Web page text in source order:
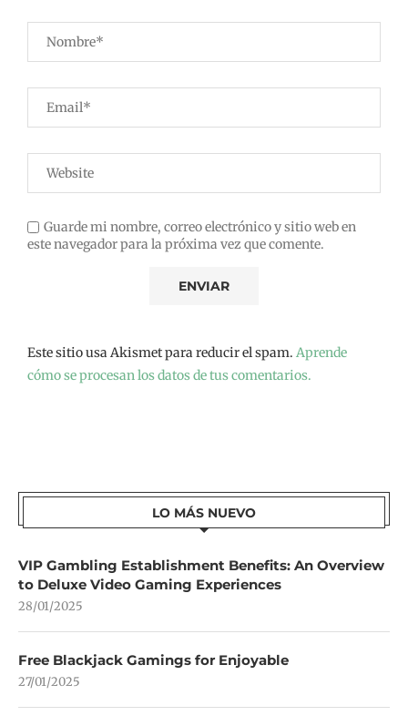
Guarde mi nombre, correo electrónico y sitio web en
este navegador para la próxima vez que comente.
Este sitio usa Akismet para reducir el spam. Aprende
cómo se procesan los datos de tus comentarios.
LO MÁS NUEVO
VIP Gambling Establishment Benefits: An Overview
to Deluxe Video Gaming Experiences
28/01/2025
Free Blackjack Gamings for Enjoyable
27/01/2025